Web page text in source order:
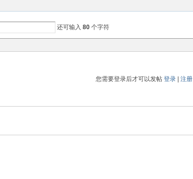
还可输入 80 个字符
您需要登录后才可以发帖 登录| 注册